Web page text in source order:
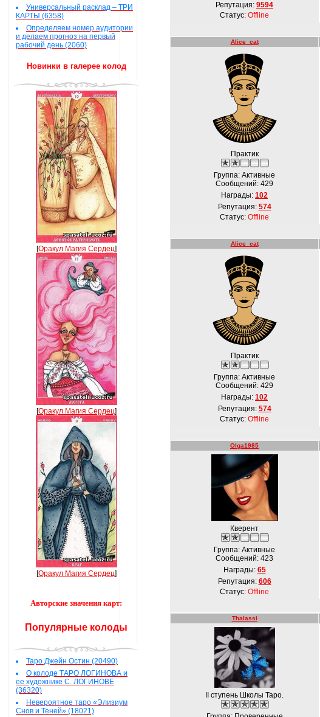
Универсальный расклад – ТРИ
КАРТЫ (6358)
Определяем номер аудитории
и делаем прогноз на первый
рабочий день (2060)
Новинки в галерее колод
[Оракул Магия Сердец]
[Оракул Магия Сердец]
[Оракул Магия Сердец]
Авторские значения карт:
Популярные колоды
Таро Джейн Остин (20490)
О колоде ТАРО ЛОГИНОВА и
ее художнике С. ЛОГИНОВЕ
(36320)
Невероятное таро «Элизиум
Снов и Теней» (18021)
Репутация: 9594
Статус: Offline
Alice_cat
Практик
Группа: Активные
Сообщений: 429
Награды: 102
Репутация: 574
Статус: Offline
Alice_cat
Практик
Группа: Активные
Сообщений: 429
Награды: 102
Репутация: 574
Статус: Offline
Оlga1985
Кверент
Группа: Активные
Сообщений: 423
Награды: 65
Репутация: 606
Статус: Offline
Thalassi
IІ ступень Школы Таро.